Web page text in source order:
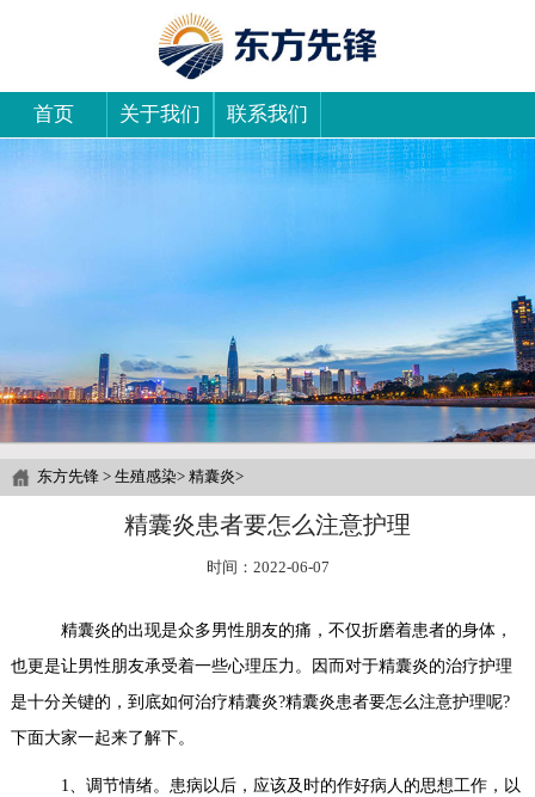
首页 关于我们 联系我们
东方先锋 >生殖感染>精囊炎>
精囊炎患者要怎么注意护理
时间：2022-06-07
精囊炎的出现是众多男性朋友的痛，不仅折磨着患者的身体，
也更是让男性朋友承受着一些心理压力。因而对于精囊炎的治疗护理
是十分关键的，到底如何治疗精囊炎?精囊炎患者要怎么注意护理呢?
下面大家一起来了解下。
1、调节情绪。患病以后，应该及时的作好病人的思想工作，以